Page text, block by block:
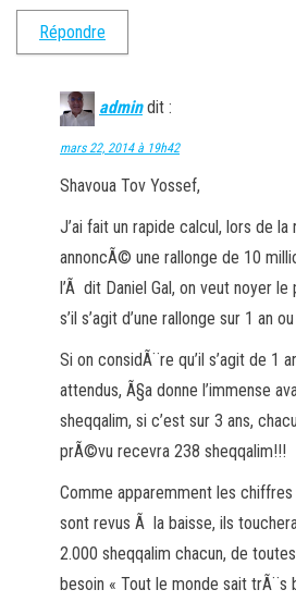
Répondre
admin dit :
mars 22, 2014 à 19h42
Shavoua Tov Yossef,
J’ai fait un rapide calcul, lors de
annoncÃ© une rallonge de 10
l’Ã dit Daniel Gal, on veut noyer
s’il s’agit d’une rallonge sur 1 an
Si on considÃ¨re qu’il s’agit de 1
attendus, Ã§a donne l’immense
sheqqalim, si c’est sur 3 ans,
prÃ©vu recevra 238 sheqqalim!!!
Comme apparemment les
sont revus Ã la baisse, ils
2.000 sheqqalim chacun, de toutes
besoin « Tout le monde sait trÃ¨s